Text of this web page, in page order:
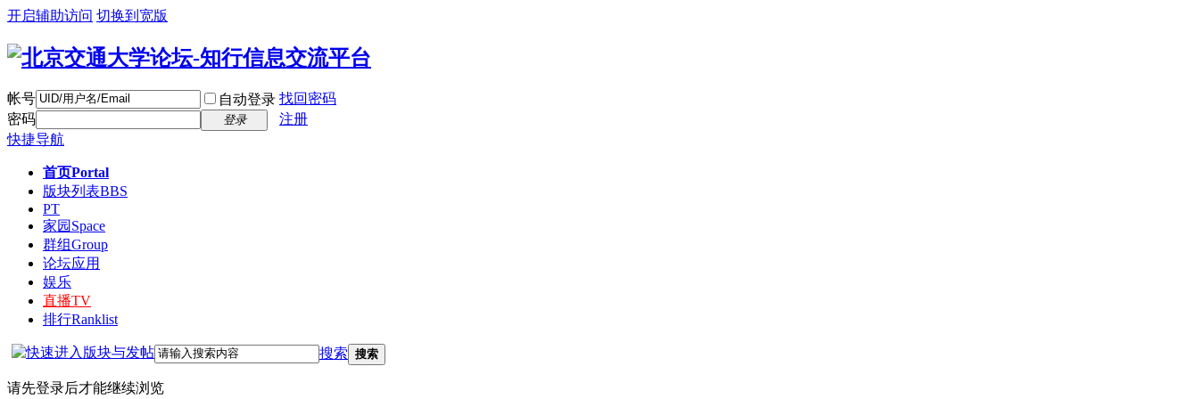
开启辅助访问 切换到宽版
帐号 自动登录 找回密码
密码
登录
注册
快捷导航
首页Portal
版块列表BBS
PT
家园 Space
群组Group
论坛应用
娱乐
直播TV
排行Ranklist
搜索 搜索
请先登录后才能继续浏览